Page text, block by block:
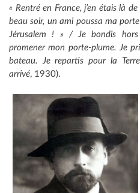
« Rentré en France, j’en étais là
beau soir, un ami poussa ma
Jérusalem ! » / Je bondis hors
promener mon porte-plume. Je
bateau. Je repartis pour la
arrivé, 1930).